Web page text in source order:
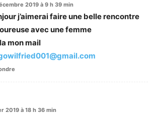
2019 à 9 h 39 min
j’aimerai faire une belle rencontre
avec une femme
mon mail
2019 à 18 h 36 min